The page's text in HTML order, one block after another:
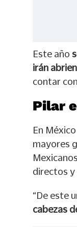
Este año
irán
contar
Pilar
En
mayores
directos y
“De este
cabezas